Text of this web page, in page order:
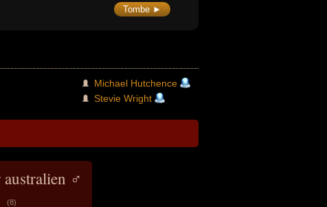
groupe Nick Cave and the Bad Seeds depuis
l'album « The Good Son » (1990) et la
Tombe ►
Michael Hutchence
Stevie Wright
australien ♂
(8)